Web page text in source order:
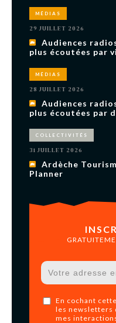
MÉDIAS
29 JUILLET 2026
Audiences
plus écoutées par
MÉDIAS
28 JUILLET 2026
Audiences
plus écoutées par
COLLECTIVITÉS
31 JUILLET 2026
Ardèche
Planner
En cochant
les newsletters
mes